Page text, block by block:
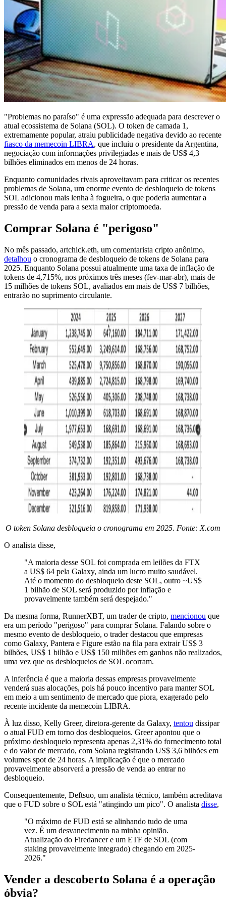
"Problemas no paraíso" é uma expressão adequada para descrever o
atual ecossistema de Solana (SOL). O token de camada 1,
extremamente popular, atraiu publicidade negativa devido ao recente
fiasco da memecoin LIBRA, que incluiu o presidente da Argentina,
negociação com informações privilegiadas e mais de US$ 4,3
bilhões eliminados em menos de 24 horas.
Enquanto comunidades rivais aproveitavam para criticar os recentes
problemas de Solana, um enorme evento de desbloqueio de tokens
SOL adicionou mais lenha à fogueira, o que poderia aumentar a
pressão de venda para a sexta maior criptomoeda.
Comprar Solana é "perigoso"
No mês passado, artchick.eth, um comentarista cripto anônimo,
detalhou o cronograma de desbloqueio de tokens de Solana para
2025. Enquanto Solana possui atualmente uma taxa de inflação de
tokens de 4,715%, nos próximos três meses (fev-mar-abr), mais de
15 milhões de tokens SOL, avaliados em mais de US$ 7 bilhões,
entrarão no suprimento circulante.
O token Solana desbloqueia o cronograma em 2025. Fonte: X.com
O analista disse,
"A maioria desse SOL foi comprada em leilões da FTX
a US$ 64 pela Galaxy, ainda um lucro muito saudável.
Até o momento do desbloqueio deste SOL, outro ~US$
1 bilhão de SOL será produzido por inflação e
provavelmente também será despejado."
Da mesma forma, RunnerXBT, um trader de cripto, mencionou que
era um período "perigoso" para comprar Solana. Falando sobre o
mesmo evento de desbloqueio, o trader destacou que empresas
como Galaxy, Pantera e Figure estão na fila para extrair US$ 3
bilhões, US$ 1 bilhão e US$ 150 milhões em ganhos não realizados,
uma vez que os desbloqueios de SOL ocorram.
A inferência é que a maioria dessas empresas provavelmente
venderá suas alocações, pois há pouco incentivo para manter SOL
em meio a um sentimento de mercado que piora, exagerado pelo
recente incidente da memecoin LIBRA.
À luz disso, Kelly Greer, diretora-gerente da Galaxy, tentou dissipar
o atual FUD em torno dos desbloqueios. Greer apontou que o
próximo desbloqueio representa apenas 2,31% do fornecimento total
e do valor de mercado, com Solana registrando US$ 3,6 bilhões em
volumes spot de 24 horas. A implicação é que o mercado
provavelmente absorverá a pressão de venda ao entrar no
desbloqueio.
Consequentemente, Deftsuo, um analista técnico, também acreditava
que o FUD sobre o SOL está "atingindo um pico". O analista disse,
"O máximo de FUD está se alinhando tudo de uma
vez. É um desvanecimento na minha opinião.
Atualização do Firedancer e um ETF de SOL (com
staking provavelmente integrado) chegando em 2025-
2026."
Vender a descoberto Solana é a operação
óbvia?